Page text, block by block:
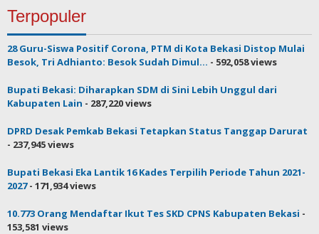
Terpopuler
28 Guru-Siswa Positif Corona, PTM di Kota Bekasi Distop Mulai
Besok, Tri Adhianto: Besok Sudah Dimul... - 592,058 views
Bupati Bekasi: Diharapkan SDM di Sini Lebih Unggul dari
Kabupaten Lain - 287,220 views
DPRD Desak Pemkab Bekasi Tetapkan Status Tanggap Darurat
- 237,945 views
Bupati Bekasi Eka Lantik 16 Kades Terpilih Periode Tahun 2021-
2027- 171,934 views
10.773 Orang Mendaftar Ikut Tes SKD CPNS Kabupaten Bekasi -
153,581 views